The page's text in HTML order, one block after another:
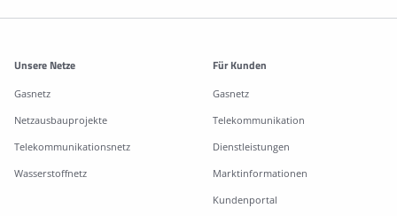
Weitere Informationen
Unsere Netze
Gasnetz
Netzausbauprojekte
Telekommunikationsnetz
Wasserstoffnetz
Für Kunden
Gasnetz
Telekommunikation
Dienstleistungen
Marktinformationen
Kundenportal